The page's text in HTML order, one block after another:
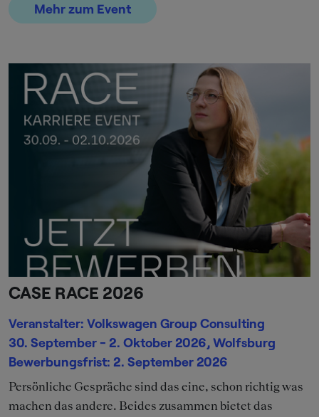
Mehr zum Event
CASE RACE 2026
Veranstalter: Volkswagen Group Consulting
30. September - 2. Oktober 2026, Wolfsburg
Bewerbungsfrist: 2. September 2026
Persönliche Gespräche sind das eine, schon richtig was
machen das andere. Beides zusammen bietet das